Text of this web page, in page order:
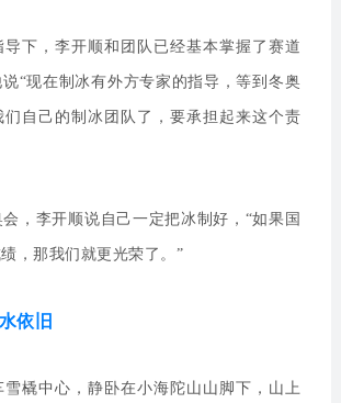
下，李开顺和团队已经基本掌握了赛道
“现在制冰有外方专家的指导，等到冬奥
们自己的制冰团队了，要承担起来这个责
，李开顺说自己一定把冰制好，“如果国
，那我们就更光荣了。”
依旧
雪橇中心，静卧在小海陀山山脚下，山上